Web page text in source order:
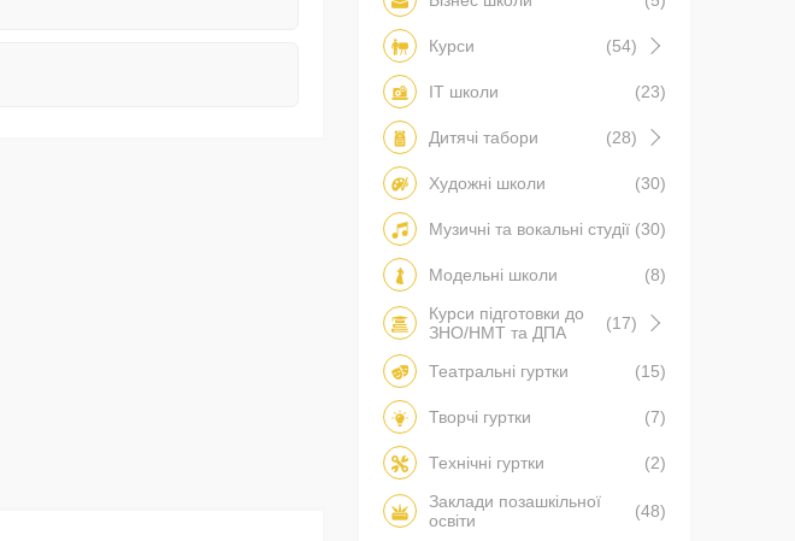
Курси (54)
IT школи (23)
Дитячі табори (28)
Художні школи (30)
Музичні та вокальні студії (30)
Модельні школи
(8)
Курси підготовки до
ЗНО/НМТ та ДПА
(17)
Театральні гуртки (15)
Творчі гуртки (7)
Технічні гуртки
(2)
Заклади позашкільної
освіти
(48)